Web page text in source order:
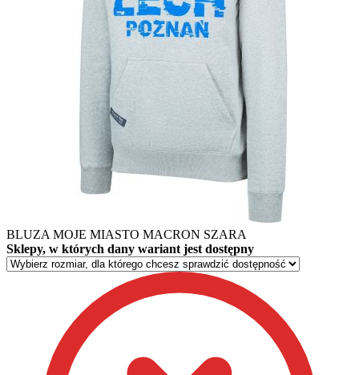
BLUZA MOJE MIASTO MACRON SZARA
Sklepy, w których dany wariant jest dostępny